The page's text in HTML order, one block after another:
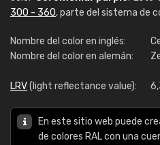
300 - 360, parte del sistema de
Nombre del color en inglés:
Nombre del color en alemán:
LRV(light reflectance value):
En este sitio web puede
de colores RAL con una